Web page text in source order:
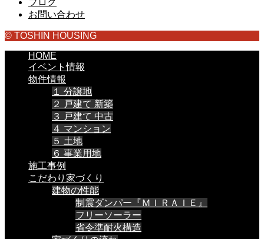
ブログ
お問い合わせ
© TOSHIN HOUSING
HOME
イベント情報
物件情報
１ 分譲地
２ 戸建て 新築
３ 戸建て 中古
４ マンション
５ 土地
６ 事業用地
施工事例
こだわり家づくり
建物の性能
制震ダンパー『ＭＩＲＡＩＥ』
フリーソーラー
省令準耐火構造